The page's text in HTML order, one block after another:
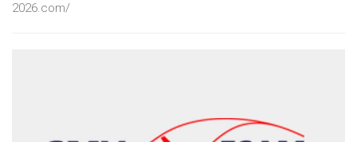
2026.com/